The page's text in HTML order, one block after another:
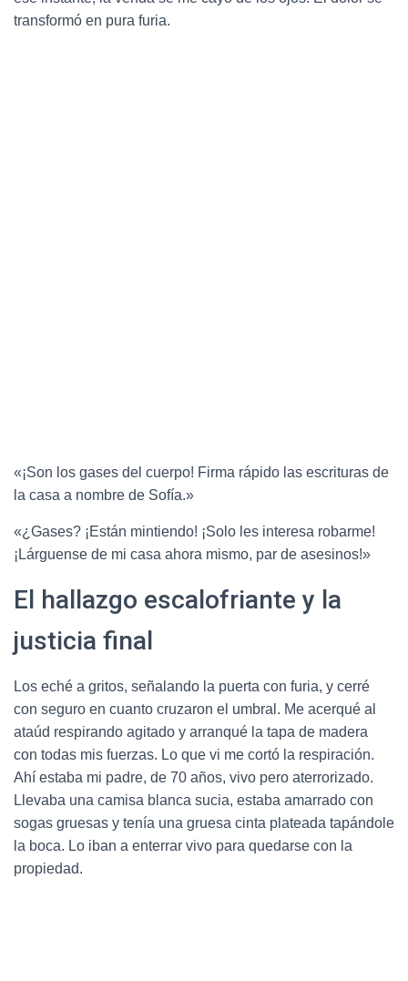
transformó en pura furia.
«¡Son los gases del cuerpo! Firma rápido las escrituras de
la casa a nombre de Sofía.»
«¿Gases? ¡Están mintiendo! ¡Solo les interesa robarme!
¡Lárguense de mi casa ahora mismo, par de asesinos!»
El hallazgo escalofriante y la
justicia final
Los eché a gritos, señalando la puerta con furia, y cerré
con seguro en cuanto cruzaron el umbral. Me acerqué al
ataúd respirando agitado y arranqué la tapa de madera
con todas mis fuerzas. Lo que vi me cortó la respiración.
Ahí estaba mi padre, de 70 años, vivo pero aterrorizado.
Llevaba una camisa blanca sucia, estaba amarrado con
sogas gruesas y tenía una gruesa cinta plateada tapándole
la boca. Lo iban a enterrar vivo para quedarse con la
propiedad.